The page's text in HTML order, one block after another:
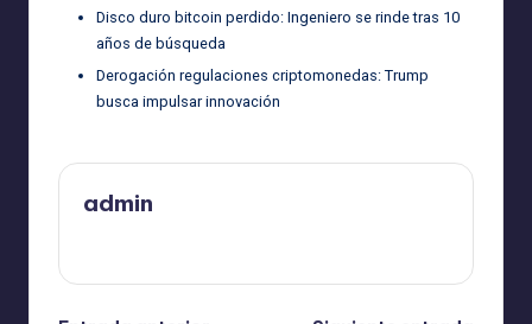
Disco duro bitcoin perdido: Ingeniero se rinde tras 10
años de búsqueda
Derogación regulaciones criptomonedas: Trump
busca impulsar innovación
admin